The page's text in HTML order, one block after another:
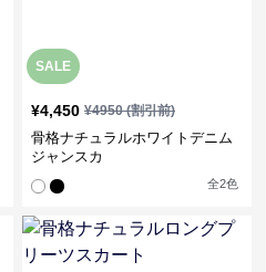
SALE
¥4,450 ¥4950(割引前)
骨格ナチュラルホワイトデニム
ジャンスカ
全2色